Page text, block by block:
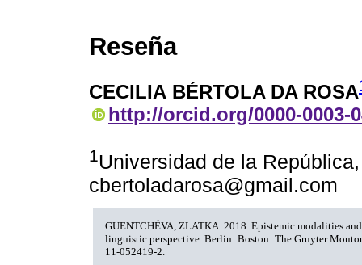
Reseña
CECILIA BÉRTOLA DA ROSA
http://orcid.org/0000-0003-
1Universidad de la
cbertoladarosa@gmail.com
GUENTCHÉVA, ZLATKA. 2018. Epistemic modalities
linguistic perspective. Berlin: Boston: The Gruyter
11-052419-2.